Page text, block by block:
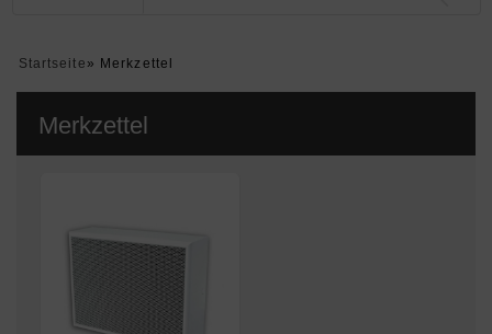
Startseite » Merkzettel
Merkzettel